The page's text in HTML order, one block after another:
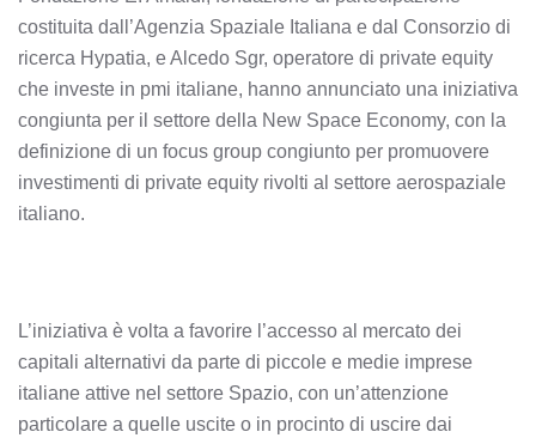
costituita dall’Agenzia Spaziale Italiana e dal Consorzio di
ricerca Hypatia, e Alcedo Sgr, operatore di private equity
che investe in pmi italiane, hanno annunciato una iniziativa
congiunta per il settore della New Space Economy, con la
definizione di un focus group congiunto per promuovere
investimenti di private equity rivolti al settore aerospaziale
italiano.
L’iniziativa è volta a favorire l’accesso al mercato dei
capitali alternativi da parte di piccole e medie imprese
italiane attive nel settore Spazio, con un’attenzione
particolare a quelle uscite o in procinto di uscire dai